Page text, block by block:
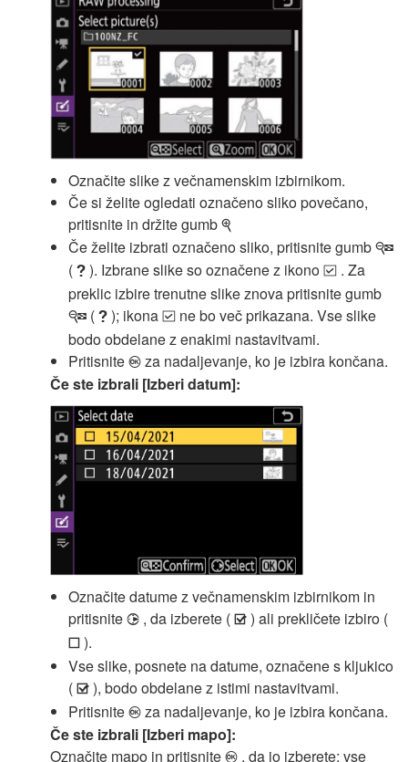
Označite slike z večnamenskim izbirnikom.
Če si želite ogledati označeno sliko povečano,
pritisnite in držite gumb X
Če želite izbrati označeno sliko, pritisnite gumb W
( Q ). Izbrane slike so označene z ikono $ . Za
preklic izbire trenutne slike znova pritisnite gumb
W ( Q ); ikona $ ne bo več prikazana. Vse slike
bodo obdelane z enakimi nastavitvami.
Pritisnite J za nadaljevanje, ko je izbira končana.
Če ste izbrali [Izberi datum]:
Označite datume z večnamenskim izbirnikom in
pritisnite 2 , da izberete ( M ) ali prekličete izbiro (
U ).
Vse slike, posnete na datume, označene s kljukico
( M ), bodo obdelane z istimi nastavitvami.
Pritisnite J za nadaljevanje, ko je izbira končana.
Če ste izbrali [Izberi mapo]:
Označite mapo in pritisnite J , da jo izberete; vse